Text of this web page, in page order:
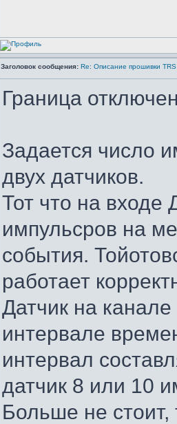
Заголовок сообщения: Re: Описание прошивки
Граница
Задается число
двух датчиков.
Тот что на
импульсров на
события.
работает
Датчик на
интервале
интервал
датчик 8 или 10
Больше не